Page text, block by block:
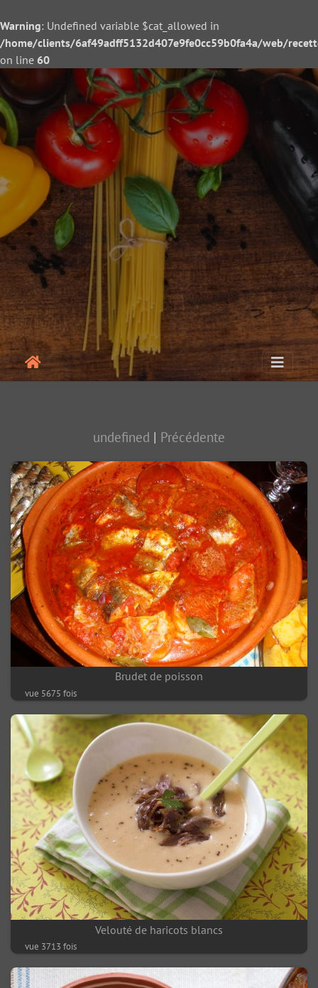
Warning: Undefined variable $cat_allowed in
/home/clients/6af49adff5132d407e9fe0cc59b0fa4a/web/
on line 60
undefined | Précédente
Brudet de poisson
vue 5675 fois
Velouté de haricots blancs
vue 3713 fois